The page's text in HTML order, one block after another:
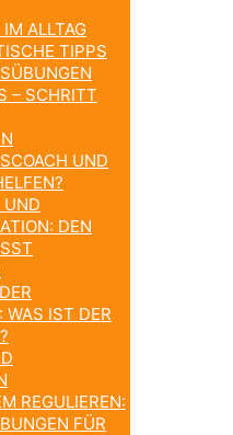
ALLTAG
TIPPS
– SCHRITT
UND
DEN
WAS IST DER
REGULIEREN:
FÜR